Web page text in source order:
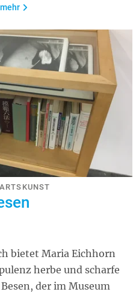
mehr
bietet Maria Eichhorn
herbe und scharfe
der im Museum